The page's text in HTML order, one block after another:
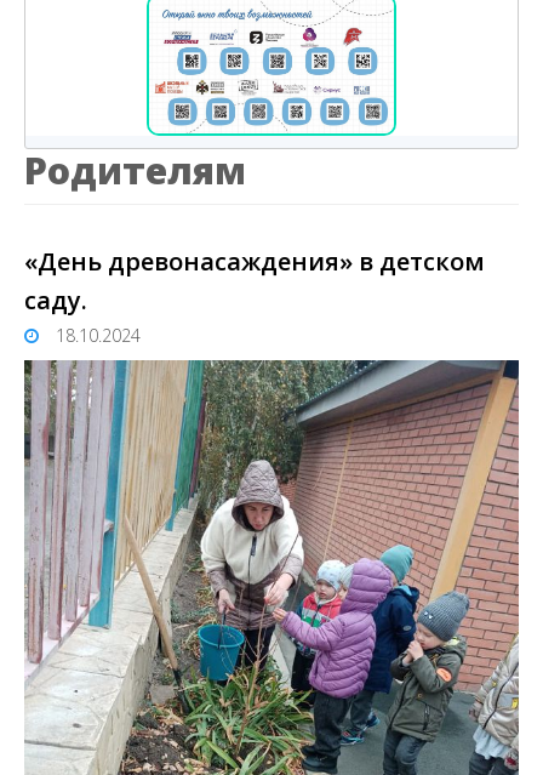
Родителям
«День древонасаждения» в детском
саду.
18.10.2024